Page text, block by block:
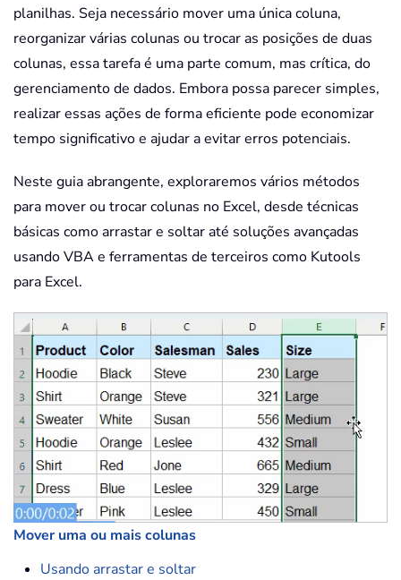
planilhas. Seja necessário mover uma única coluna,
reorganizar várias colunas ou trocar as posições de duas
colunas, essa tarefa é uma parte comum, mas crítica, do
gerenciamento de dados. Embora possa parecer simples,
realizar essas ações de forma eficiente pode economizar
tempo significativo e ajudar a evitar erros potenciais.
Neste guia abrangente, exploraremos vários métodos
para mover ou trocar colunas no Excel, desde técnicas
básicas como arrastar e soltar até soluções avançadas
usando VBA e ferramentas de terceiros como Kutools
para Excel.
Mover uma ou mais colunas
Usando arrastar e soltar